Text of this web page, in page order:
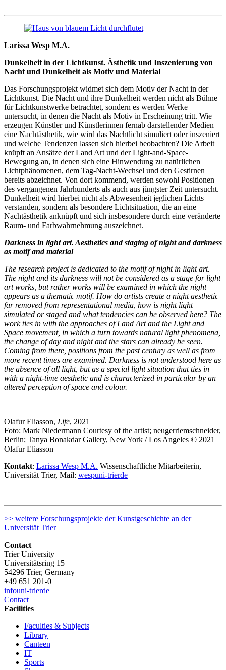
Larissa Wesp M.A.
Dunkelheit in der Lichtkunst. Ästhetik und Inszenierung von
Nacht und Dunkelheit als Motiv und Material
Das Forschungsprojekt widmet sich dem Motiv der Nacht in der
Lichtkunst. Die Nacht und ihre Dunkelheit werden nicht als Bühne
für Lichtkunstwerke betrachtet, sondern es werden Werke
untersucht, in denen die Nacht als Motiv in Erscheinung tritt. Wie
erzeugen Künstler und Künstlerinnen fernab darstellender Medien
eine Nachtästhetik, wie wird das Nachtlicht simuliert oder inszeniert
und welche Tendenzen lassen sich hierbei beobachten? Die Arbeit
knüpft an Ansätze der Land Art und der Light-and-Space-
Bewegung an, in denen sich eine Hinwendung zu natürlichen
Lichtphänomenen, dem Tag-Nacht-Wechsel und den Gestirnen
bereits abzeichnet. Von dort kommend, werden sowohl Positionen
des vergangenen Jahrhunderts als auch aus jüngster Zeit untersucht.
Dunkelheit wird hierbei nicht als Abwesenheit jeglichen Lichts
verstanden, sondern als besondere Lichtsituation, die an eine
Nachtästhetik anknüpft und sich insbesondere durch eine veränderte
Raum- und Farbwahrnehmung auszeichnet.
Darkness in light art. Aesthetics and staging of night and darkness
as motif and material
The research project is dedicated to the motif of night in light art.
The night and its darkness will not be considered as a stage for light
art works, but rather works will be examined in which the night
appears as a thematic motif. How do artists create a night aesthetic
far removed from representational media, how is night light
simulated or staged and what tendencies can be observed here? The
work ties in with the approaches of Land Art and the Light and
Space movement, in which a turn towards natural light phenomena,
the change of day and night and the stars can already be seen.
Coming from there, positions from the past century as well as from
more recent times are examined. Darkness is not understood here as
the absence of all light, but as a special light situation that ties in
with a night-time aesthetic and is characterized in particular by an
altered perception of space and colour.
Olafur Eliasson, Life, 2021
Foto: Mark Niedermann Courtesy of the artist; neugerriemschneider,
Berlin; Tanya Bonakdar Gallery, New York / Los Angeles © 2021
Olafur Eliasson
Kontakt: Larissa Wesp M.A. Wissenschaftliche Mitarbeiterin,
Universität Trier, Mail: wespuni-trierde
>> weitere Forschungsprojekte der Kunstgeschichte an der
Universität Trier
Contact
Trier University
Universitätsring 15
54296 Trier, Germany
+49 651 201-0
infouni-trierde
Contact
Facilities
Faculties & Subjects
Library
Canteen
IT
Sports